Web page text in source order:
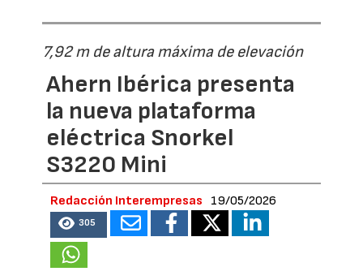
7,92 m de altura máxima de elevación
Ahern Ibérica presenta
la nueva plataforma
eléctrica Snorkel
S3220 Mini
Redacción Interempresas 19/05/2026
305